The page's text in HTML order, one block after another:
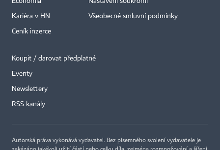
Kariéra v HN
Ceník inzerce
Všeobecné smluvní podmínky
Koupit / darovat předplatné
Eventy
Newslettery
RSS kanály
Autorská práva vykonává vydavatel. Bez písemného svolení vydavatele je